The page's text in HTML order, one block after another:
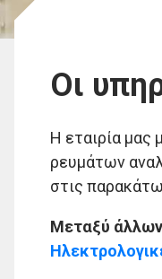
Οι
Η εταιρία μας
ρευμάτων
στις
Μεταξύ άλλων